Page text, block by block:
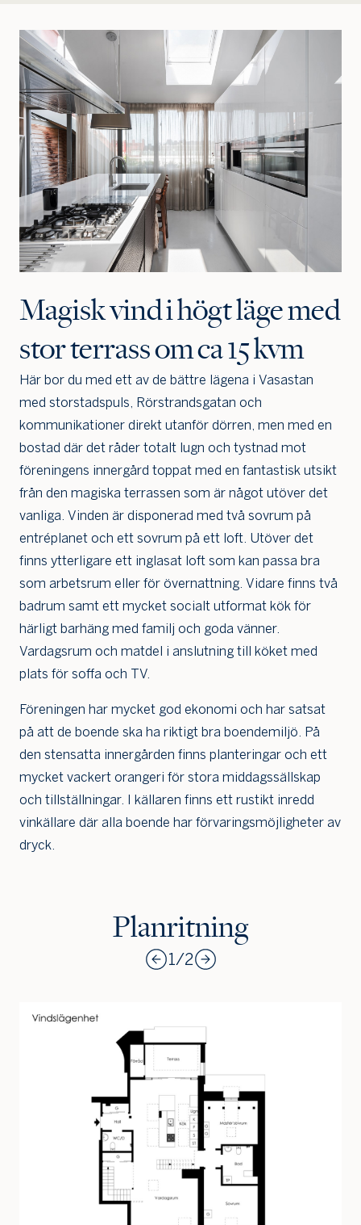
Magisk vind i högt läge med
stor terrass om ca 15 kvm
Här bor du med ett av de bättre lägena i Vasastan
med storstadspuls, Rörstrandsgatan och
kommunikationer direkt utanför dörren, men med en
bostad där det råder totalt lugn och tystnad mot
föreningens innergård toppat med en fantastisk utsikt
från den magiska terrassen som är något utöver det
vanliga. Vinden är disponerad med två sovrum på
entréplanet och ett sovrum på ett loft. Utöver det
finns ytterligare ett inglasat loft som kan passa bra
som arbetsrum eller för övernattning. Vidare finns två
badrum samt ett mycket socialt utformat kök för
härligt barhäng med familj och goda vänner.
Vardagsrum och matdel i anslutning till köket med
plats för soffa och TV.
Föreningen har mycket god ekonomi och har satsat
på att de boende ska ha riktigt bra boendemiljö. På
den stensatta innergården finns planteringar och ett
mycket vackert orangeri för stora middagssällskap
och tillställningar. I källaren finns ett rustikt inredd
vinkällare där alla boende har förvaringsmöjligheter av
dryck.
Planritning
1/2
Jag är intresserad Jag vill gå på visning